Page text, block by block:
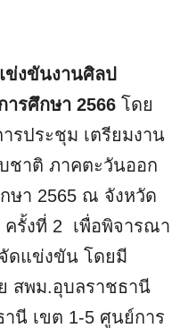
ข่งขันงานศิลป
ารศึกษา 2566 โดย
ารประชุม เตรียมงาน
ชาติ ภาคตะวันออก
ษา 2565 ณ จังหวัด
ครั้งที่ 2 เพื่อพิจารณา
ดแข่งขัน โดยมี
สพม.อุบลราชธานี
นี เขต 1-5 ศูนย์การ